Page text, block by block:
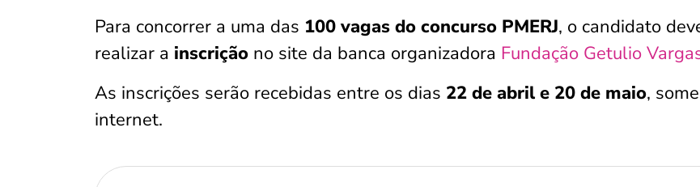
Para concorrer a uma das 100 vagas do concurso PMERJ, o candidato
realizar a inscrição no site da banca organizadora Fundação Getulio
As inscrições serão recebidas entre os dias 22 de abril e 20 de maio,
internet.